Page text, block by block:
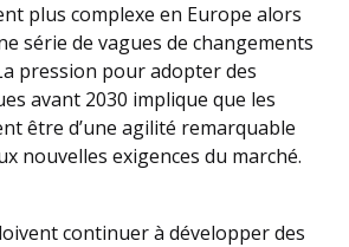
plus complexe en Europe alors
série de vagues de changements
pression pour adopter des
avant 2030 implique que les
être d’une agilité remarquable
nouvelles exigences du marché.
continuer à développer des